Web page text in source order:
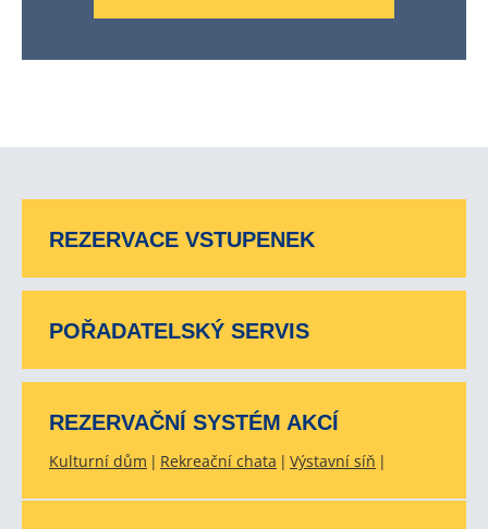
REZERVACE VSTUPENEK
POŘADATELSKÝ SERVIS
REZERVAČNÍ SYSTÉM AKCÍ
Kulturní dům Rekreační chata Výstavní síň